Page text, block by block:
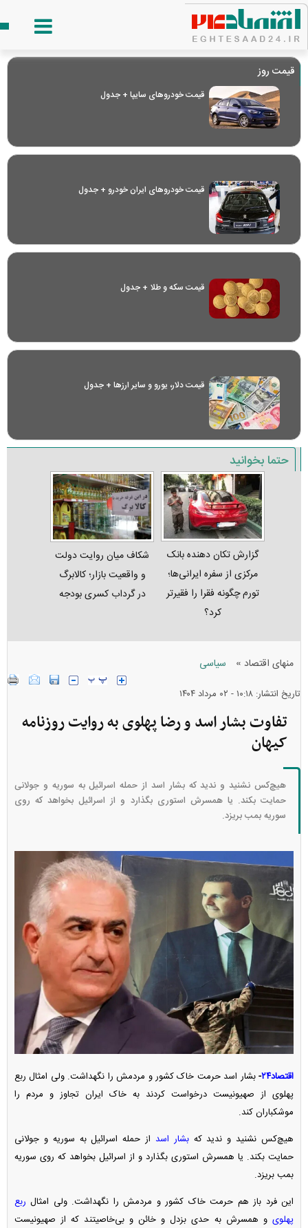
قیمت روز
قیمت خودرو‌های سایپا + جدول
قیمت خودرو‌های ایران خودرو + جدول
قیمت سکه و طلا + جدول
قیمت دلار، یورو و سایر ارز‌ها + جدول
حتما بخوانید
گزارش تکان‌ دهنده بانک
مرکزی از سفره ایرانی‌ها؛
تورم چگونه فقرا را فقیرتر
کرد؟
شکاف میان روایت دولت
و واقعیت بازار؛ کالابرگ
در گرداب کسری بودجه
منهای اقتصاد » سیاسی
تاریخ انتشار: ۱۰:۱۸ - ۰۲ مرداد ۱۴۰۴
تفاوت بشار اسد و رضا پهلوی به روایت روزنامه
کیهان
هیچ‌کس نشنید و ندید که بشار اسد از حمله اسرائیل به سوریه و جولانی
حمایت بکند. یا همسرش استوری بگذارد و از اسرائیل بخواهد که روی
سوریه بمب بریزد.
اقتصاد۲۴ -بشار اسد حرمت خاک کشور و مردمش را نگهداشت. ولی امثال ربع
پهلوی از صهیونیست درخواست کردند به خاک ایران تجاوز و مردم را
موشکباران کند.
هیچ‌کس نشنید و ندید کهبشار اسد از حمله اسرائیل به سوریه و جولانی
حمایت بکند. یا همسرش استوری بگذارد و از اسرائیل بخواهد که روی سوریه
بمب بریزد.
این فرد باز هم حرمت خاک کشور و مردمش را نگهداشت. ولی امثال ربع
پهلوی و همسرش به حدی بزدل و خائن و بی‌خاصیتند که از صهیونیست